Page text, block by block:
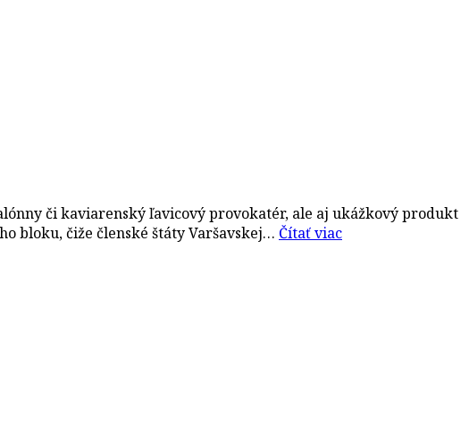
či kaviarenský ľavicový provokatér, ale aj ukážkový produkt
bloku, čiže členské štáty Varšavskej… Čítať viac